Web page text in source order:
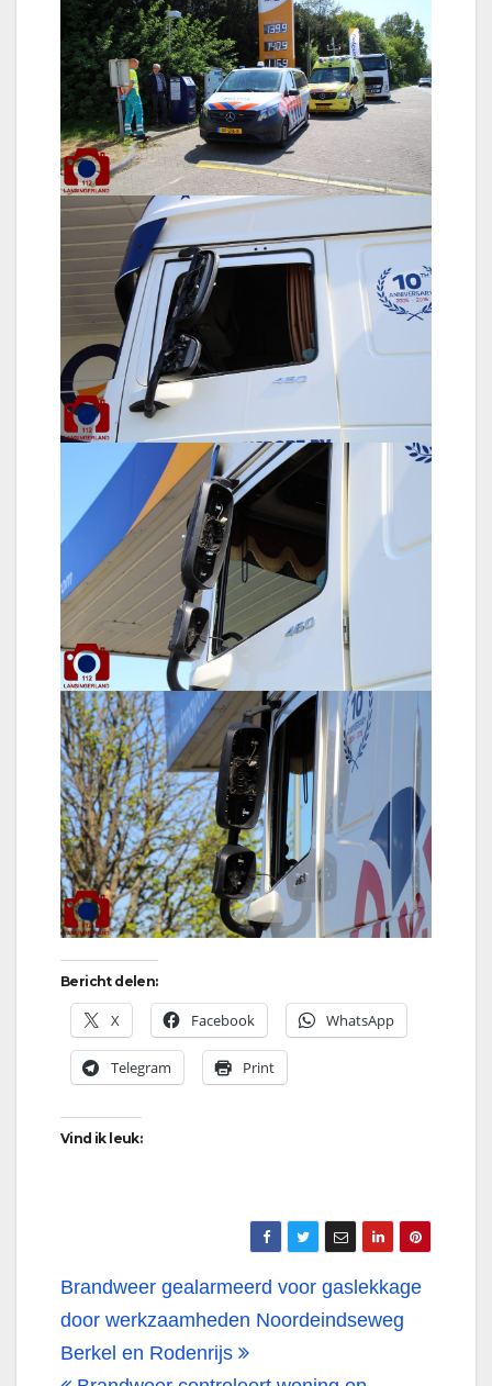
Bericht delen:
X Facebook WhatsApp
Telegram Print
Vind ik leuk:
Bericht
navigatie
Brandweer gealarmeerd voor gaslekkage
door werkzaamheden Noordeindseweg
Berkel en Rodenrijs